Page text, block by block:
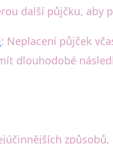
další půjčku, aby
: Neplacení půjček
dlouhodobé